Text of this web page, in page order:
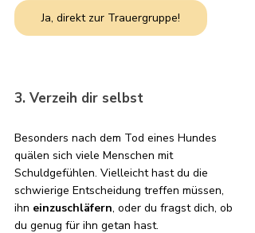
Ja, direkt zur Trauergruppe!
3. Verzeih dir selbst
Besonders nach dem Tod eines Hundes
quälen sich viele Menschen mit
Schuldgefühlen. Vielleicht hast du die
schwierige Entscheidung treffen müssen,
ihn einzuschläfern, oder du fragst dich, ob
du genug für ihn getan hast.